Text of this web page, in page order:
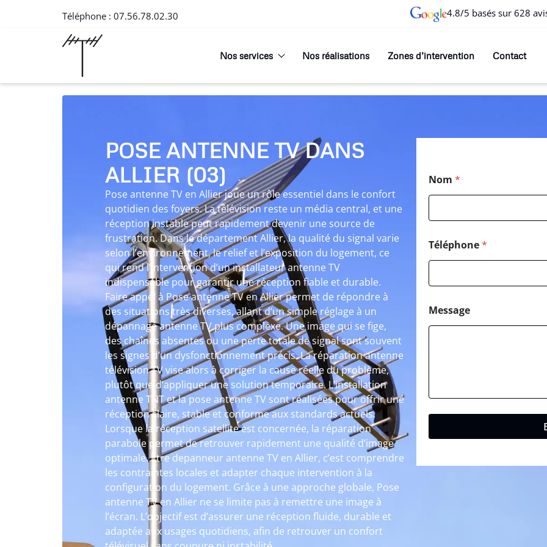
Téléphone : 07.56.78.02.30 4.8/5 basés sur 628
Nos services Nos réalisations Zones d’intervention Contact
POSE ANTENNE TV DANS
ALLIER (03)
Pose antenne TV en Allier joue un rôle essentiel dans le confort
quotidien des foyers. La télévision reste un média central, et une
réception instable peut rapidement devenir une source de
frustration. Dans le département Allier, la qualité du signal varie
selon l’environnement, le relief et l’exposition du logement, ce
qui rend l’intervention d’un installateur antenne TV
indispensable pour garantir une réception fiable et durable.
Faire appel à Pose antenne TV en Allier permet de répondre à
des situations très diverses, allant d’un simple réglage à un
dépannage antenne TV plus complexe. Une image qui se fige,
des chaînes absentes ou une perte totale de signal sont souvent
les signes d’un dysfonctionnement précis. La réparation antenne
télévision TV vise alors à corriger la cause réelle du problème,
plutôt que d’appliquer une solution temporaire. L’installation
antenne TNT et la pose antenne TV sont réalisées pour offrir une
réception claire, stable et conforme aux standards actuels.
Lorsque la réception satellite est concernée, la réparation
parabole permet de retrouver rapidement une qualité d’image
optimale. Être depanneur antenne TV en Allier, c’est comprendre
les contraintes locales et adapter chaque intervention à la
configuration du logement. Grâce à une approche globale, Pose
antenne TV en Allier ne se limite pas à remettre une image à
l’écran. L’objectif est d’assurer une réception fluide, durable et
adaptée aux usages quotidiens, afin de retrouver un confort
Nom *
Téléphone*
Message